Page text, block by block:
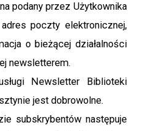
podany przez Użytkownika
poczty elektronicznej,
o bieżącej działalności
newsletterem.
Newsletter Biblioteki
jest dobrowolne.
subskrybentów następuje